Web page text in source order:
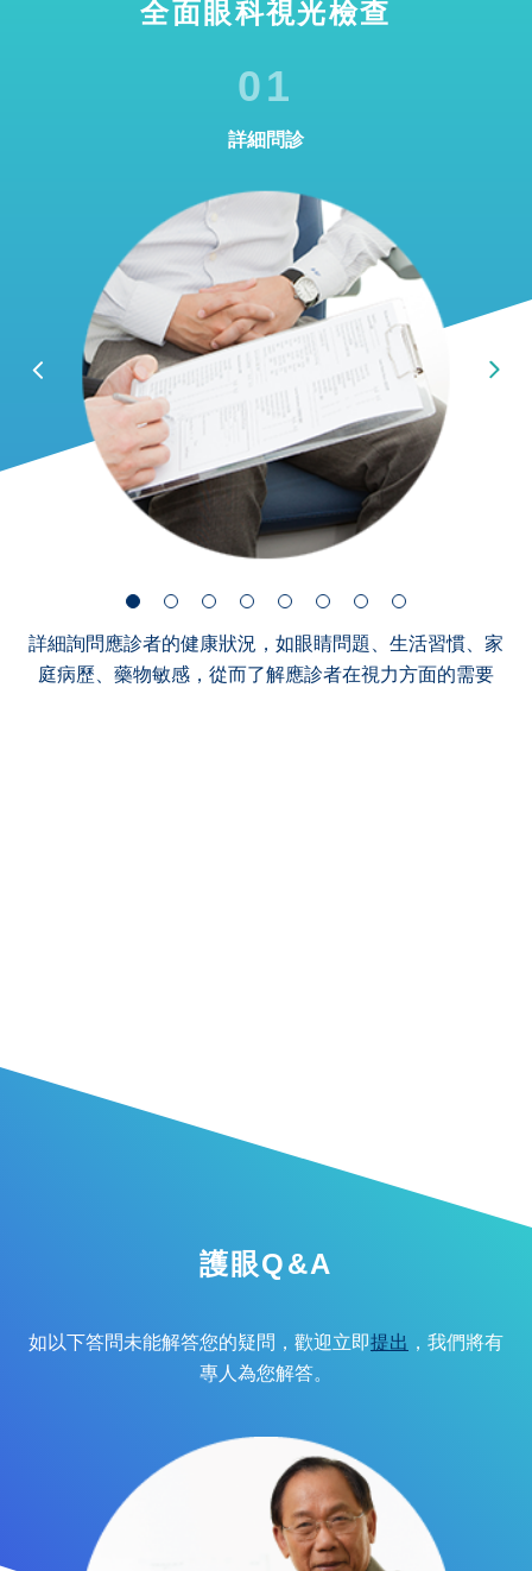
全面眼科視光檢查
01
詳細問診
詳細詢問應診者的健康狀況，如眼睛問題、生活習慣、家
庭病歷、藥物敏感，從而了解應診者在視力方面的需要
護眼Q&A
如以下答問未能解答您的疑問，歡迎立即提出 ，我們將有
專人為您解答。